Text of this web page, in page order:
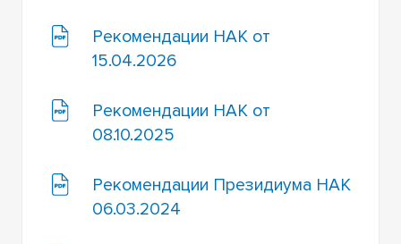
Рекомендации НАК от
15.04.2026
Рекомендации НАК от
08.10.2025
Рекомендации Президиума НАК
06.03.2024